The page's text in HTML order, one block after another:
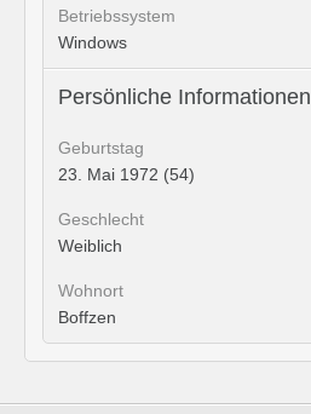
Betriebssystem
Windows
Persönliche Informationen
Geburtstag
23. Mai 1972 (54)
Geschlecht
Weiblich
Wohnort
Boffzen